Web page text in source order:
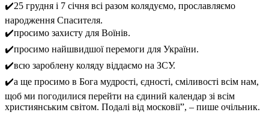
✔️25 грудня і 7 січня всі разом колядуємо, прославляємо
народження Спасителя.
✔️просимо захисту для Воїнів.
✔️просимо найшвидшої перемоги для України.
✔️всю зароблену коляду віддаємо на ЗСУ.
✔️а ще просимо в Бога мудрості, єдності, сміливості всім нам,
щоб ми погодилися перейти на єдиний календар зі всім
християнським світом. Подалі від московії”, – пише очільник.